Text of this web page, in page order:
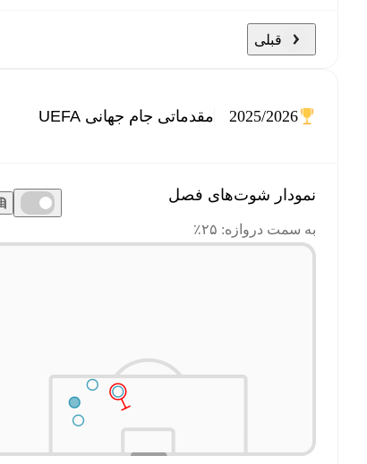
قبلی
2025/2026
نمودار شوت‌های فصل
به سمت دروازه: ۲۵٪